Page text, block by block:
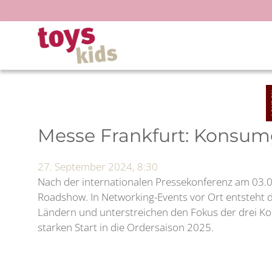
Inhalt
springen
Messe Frankfurt:
27. September 2024, 8:30
Nach der internationalen Pressekonferenz am
Roadshow. In Networking-Events vor Ort entsteht
Ländern und unterstreichen den Fokus der drei
starken Start in die Ordersaison 2025.